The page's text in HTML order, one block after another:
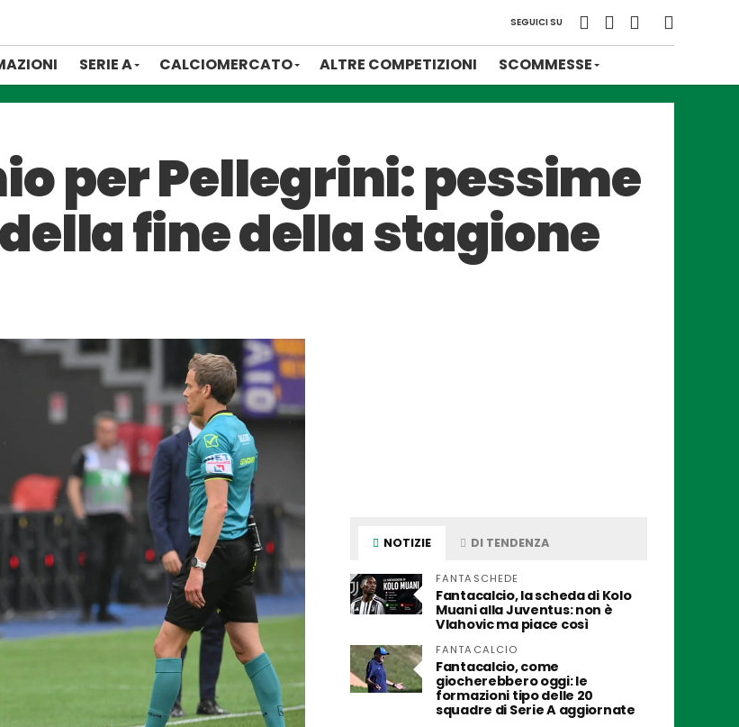
SEGUICI SU
SERIE A CALCIOMERCATO ALTRE COMPETIZIONI SCOMMESSE
per Pellegrini: pessime
fine della stagione
NOTIZIE DI TENDENZA
FANTASCHEDE
Fantacalcio, la scheda di Kolo
Muani alla Juventus: non è
Vlahovic ma piace così
FANTACALCIO
Fantacalcio, come
giocherebbero oggi: le
formazioni tipo delle 20
squadre di Serie A aggiornate